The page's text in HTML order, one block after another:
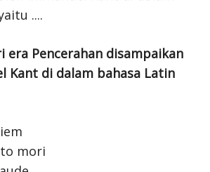
era Pencerahan disampaikan
Kant di dalam bahasa Latin
mori